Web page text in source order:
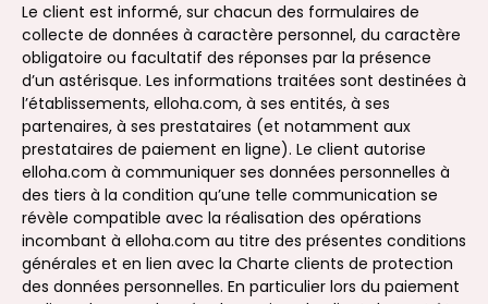
Le client est informé, sur chacun des formulaires de
collecte de données à caractère personnel, du caractère
obligatoire ou facultatif des réponses par la présence
d’un astérisque. Les informations traitées sont destinées à
l’établissements, elloha.com, à ses entités, à ses
partenaires, à ses prestataires (et notamment aux
prestataires de paiement en ligne). Le client autorise
elloha.com à communiquer ses données personnelles à
des tiers à la condition qu’une telle communication se
révèle compatible avec la réalisation des opérations
incombant à elloha.com au titre des présentes conditions
générales et en lien avec la Charte clients de protection
des données personnelles. En particulier lors du paiement